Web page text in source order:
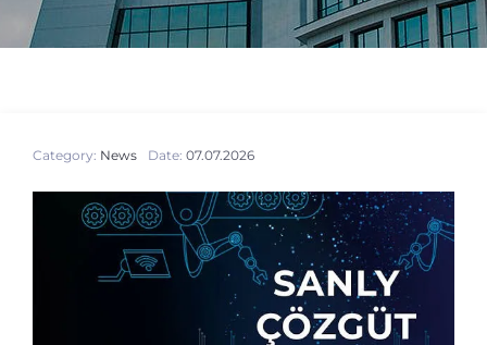
Category: News Date: 07.07.2026